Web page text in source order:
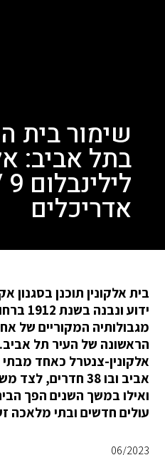
שימור בית
בתל אביב:
אדריכלים
בית אלקונין תוכנן בסגנון
מגבולותיה המקוריים של
הראשונה של העיר תל
אלקונין-צנטרל כאחד
אביב ובו 38
ואילו במשך השנים הפך
עולים חדשים ובתי מלאכה
06/2023